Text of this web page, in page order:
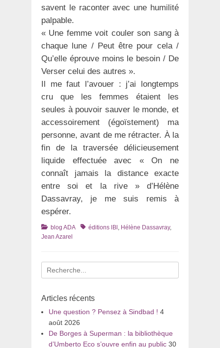
savent le raconter avec une humilité
palpable.
« Une femme voit couler son sang à
chaque lune / Peut être pour cela /
Qu’elle éprouve moins le besoin / De
Verser celui des autres ».
Il me faut l’avouer : j’ai longtemps
cru que les femmes étaient les
seules à pouvoir sauver le monde, et
accessoirement (égoïstement) ma
personne, avant de me rétracter. À la
fin de la traversée délicieusement
liquide effectuée avec « On ne
connaît jamais la distance exacte
entre soi et la rive » d’Hélène
Dassavray, je me suis remis à
espérer.
Catégories
blog ADA Tagséditions lBl , Hélène Dassavray,
Jean Azarel
Recherche
pour
Articles récents
Une question ? Pensez à Sindbad ! 4
août 2026
De Borges à Superman : la bibliothèque
d’Umberto Eco s’ouvre enfin au public 30